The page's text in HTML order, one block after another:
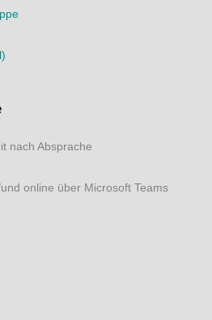
nach Absprache
online über Microsoft Teams